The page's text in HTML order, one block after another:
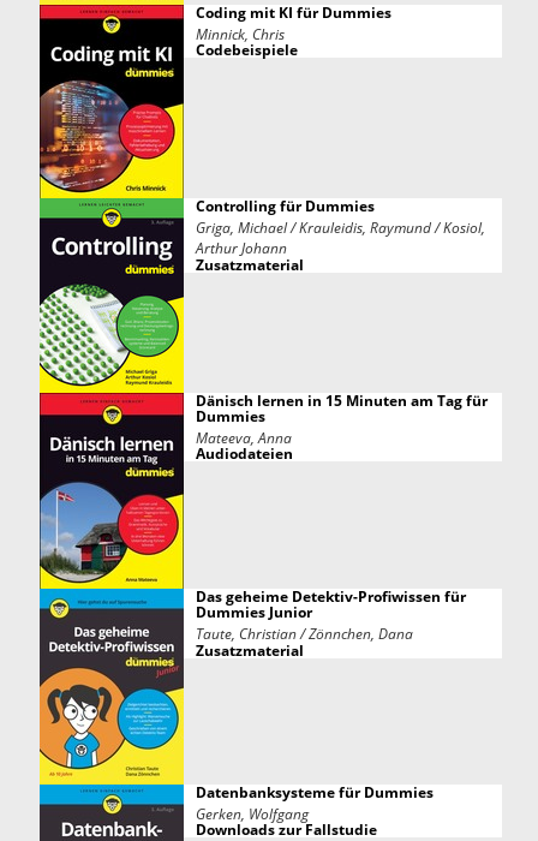
Coding mit KI für Dummies
Minnick, Chris
Codebeispiele
Controlling für Dummies
Griga, Michael / Krauleidis, Raymund / Kosiol,
Arthur Johann
Zusatzmaterial
Dänisch lernen in 15 Minuten am Tag für
Dummies
Mateeva, Anna
Audiodateien
Das geheime Detektiv-Profiwissen für
Dummies Junior
Taute, Christian / Zönnchen, Dana
Zusatzmaterial
Datenbanksysteme für Dummies
Gerken, Wolfgang
Downloads zur Fallstudie